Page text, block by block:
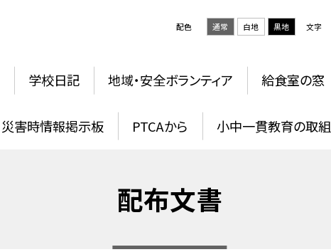
配色 通常 白地 黒地 文字
学校日記 地域・安全ボランティア 給食室の窓
災害時情報掲示板 PTCAから 小中一貫教育の取組
配布文書